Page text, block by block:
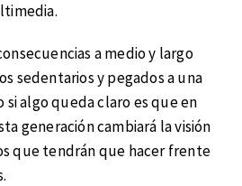
a medio y largo
sedentarios y pegados a una
algo queda claro es que en
generación cambiará la visión
que tendrán que hacer frente